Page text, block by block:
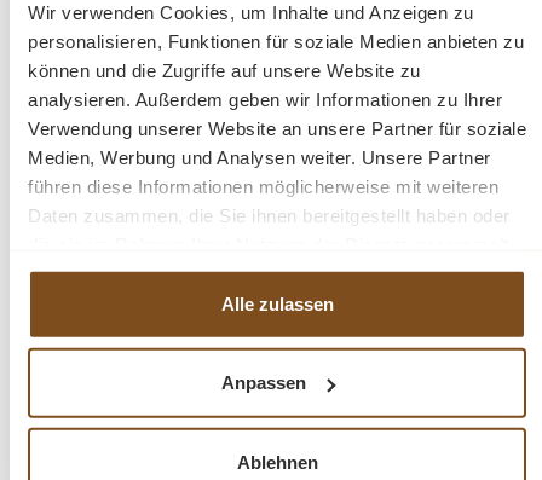
Wir verwenden Cookies, um Inhalte und Anzeigen zu
personalisieren, Funktionen für soziale Medien anbieten zu
können und die Zugriffe auf unsere Website zu
analysieren. Außerdem geben wir Informationen zu Ihrer
Verwendung unserer Website an unsere Partner für soziale
Medien, Werbung und Analysen weiter. Unsere Partner
führen diese Informationen möglicherweise mit weiteren
Daten zusammen, die Sie ihnen bereitgestellt haben oder
haben.
Alle zulassen
Anpassen
Ablehnen
- Tiefe 40 cm.
Außenfarbe - frei wählbar
Innenfarbe - frei wählbar
Massivholz Möbel
Verstellbare Regalböden
montiert
100% Kieferholz
verschiedene Farben wählbar
Beschläge/Griffe wählbar
Außen beim Kauf im Kommentarfeld mit an.
Oberflächen und Farben sind frei wählbar. 36 Farben
und 8 Oberflächen (lackiert/gewachst/Natur usw.) -